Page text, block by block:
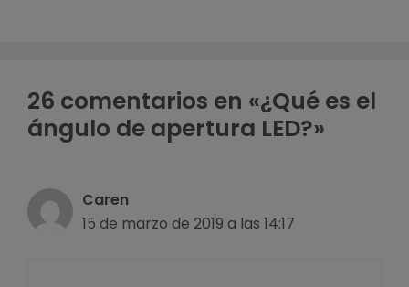
26 comentarios en «¿Qué es el
ángulo de apertura LED?»
Caren
15 de marzo de 2019 a las 14:17